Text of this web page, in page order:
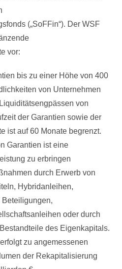
(„SoFFin“). Der WSF
vor:
bis zu einer Höhe von 400
von Unternehmen
von
der Garantien sowie der
ist auf 60 Monate begrenzt.
Garantien ist eine
zu erbringen
durch Erwerb von
Hybridanleihen,
oder durch
des Eigenkapitals.
zu angemessenen
der Rekapitalisierung